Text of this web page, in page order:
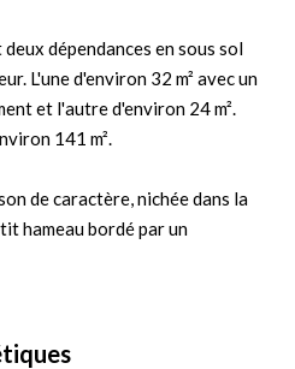
dépendances en sous sol
L'une d'environ 32 m² avec un
et l'autre d'environ 24 m².
141 m².
de caractère, nichée dans la
hameau bordé par un